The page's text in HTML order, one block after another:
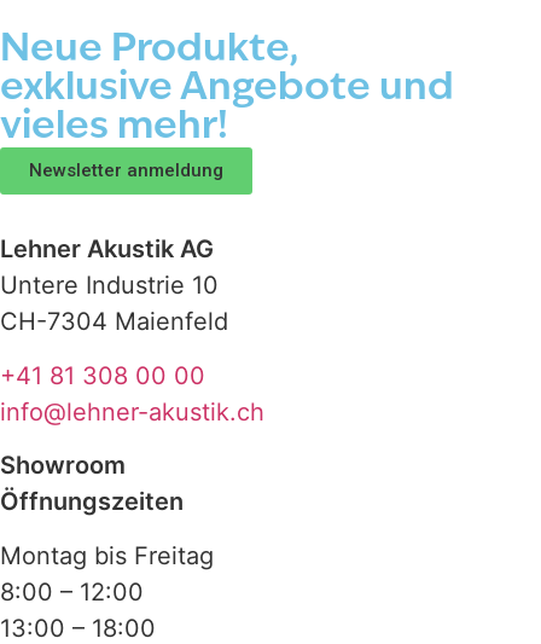
Neue Produkte,
exklusive Angebote und
vieles mehr!
Newsletter anmeldung
Lehner Akustik AG
Untere Industrie 10
CH-7304 Maienfeld
+41 81 308 00 00
info@lehner-akustik.ch
Showroom
Öffnungszeiten
Montag bis Freitag
8:00 – 12:00
13:00 – 18:00